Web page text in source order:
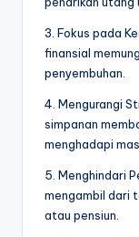
3. Fokus pada
finansial
penyembuhan.
4. Mengurangi
simpanan
menghadapi
5. Menghindari
mengambil dari
atau pensiun.